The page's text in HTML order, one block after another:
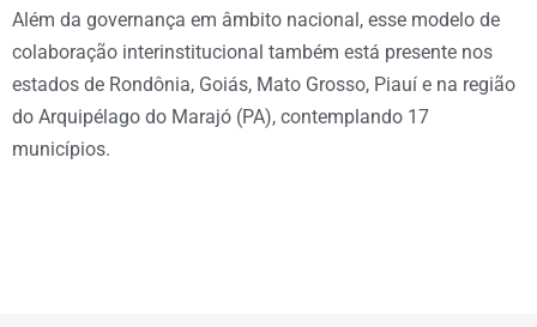
Além da governança em âmbito nacional, esse modelo de
colaboração interinstitucional também está presente nos
estados de Rondônia, Goiás, Mato Grosso, Piauí e na região
do Arquipélago do Marajó (PA), contemplando 17
municípios.